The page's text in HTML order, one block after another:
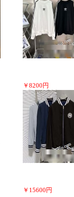
￥ 8200 円
￥ 15600 円